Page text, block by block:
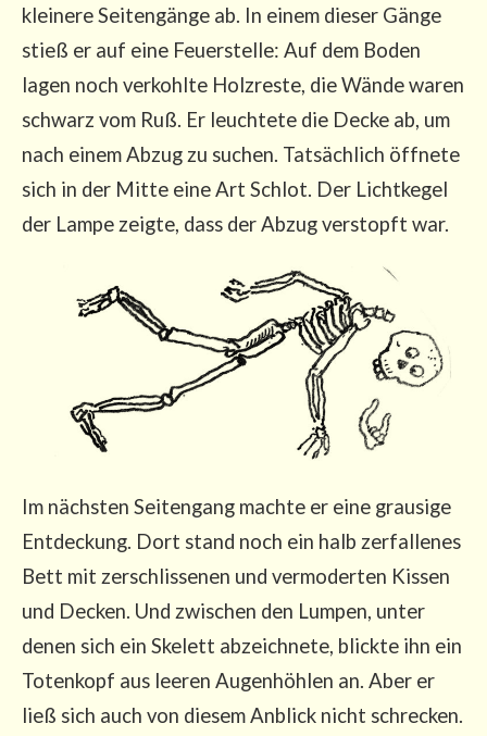
klei­ne­re Sei­ten­gän­ge ab. In einem die­ser Gän­ge
stieß er auf eine Feu­er­stel­le: Auf dem Boden
lagen noch ver­kohl­te Holz­res­te, die Wän­de waren
schwarz vom Ruß. Er leuch­te­te die Decke ab, um
nach einem Abzug zu suchen. Tat­säch­lich öff­ne­te
sich in der Mit­te eine Art Schlot. Der Licht­ke­gel
der Lam­pe zeig­te, dass der Abzug ver­stopft war.
Im nächs­ten Sei­ten­gang mach­te er eine grau­si­ge
Ent­de­ckung. Dort stand noch ein halb zer­fal­le­nes
Bett mit zer­schlis­se­nen und ver­mo­der­ten Kis­sen
und Decken. Und zwi­schen den Lum­pen, unter
denen sich ein Ske­lett abzeich­ne­te, blick­te ihn ein
Toten­kopf aus lee­ren Augen­höh­len an. Aber er
ließ sich auch von die­sem Anblick nicht schre­cken.